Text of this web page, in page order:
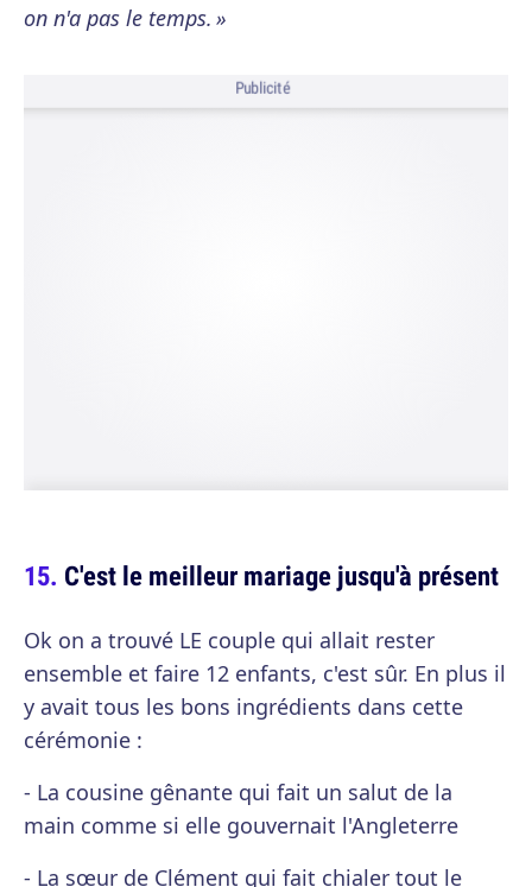
on n'a pas le temps. »
Publicité
C'est le meilleur mariage jusqu'à présent
Ok on a trouvé LE couple qui allait rester
ensemble et faire 12 enfants, c'est sûr. En plus il
y avait tous les bons ingrédients dans cette
cérémonie :
- La cousine gênante qui fait un salut de la
main comme si elle gouvernait l'Angleterre
- La sœur de Clément qui fait chialer tout le